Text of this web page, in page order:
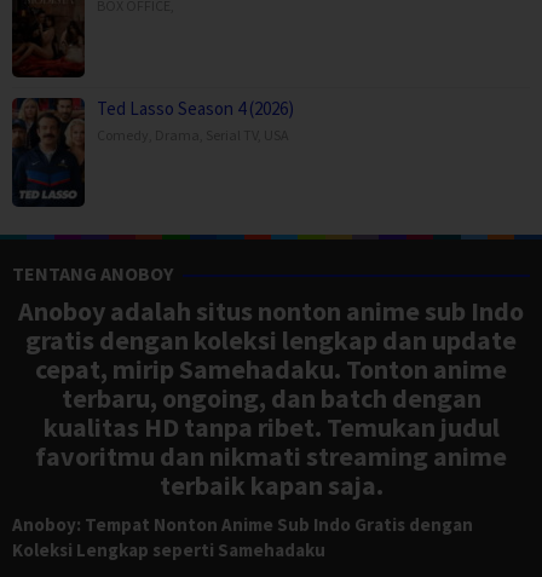
Ted Lasso Season 4 (2026)
TENTANG ANOBOY
Anoboy adalah situs nonton anime sub Indo
gratis dengan koleksi lengkap dan update
cepat, mirip Samehadaku. Tonton anime
terbaru, ongoing, dan batch dengan
kualitas HD tanpa ribet. Temukan judul
favoritmu dan nikmati streaming anime
terbaik kapan saja.
Anoboy: Tempat Nonton Anime Sub Indo Gratis dengan
Koleksi Lengkap seperti Samehadaku